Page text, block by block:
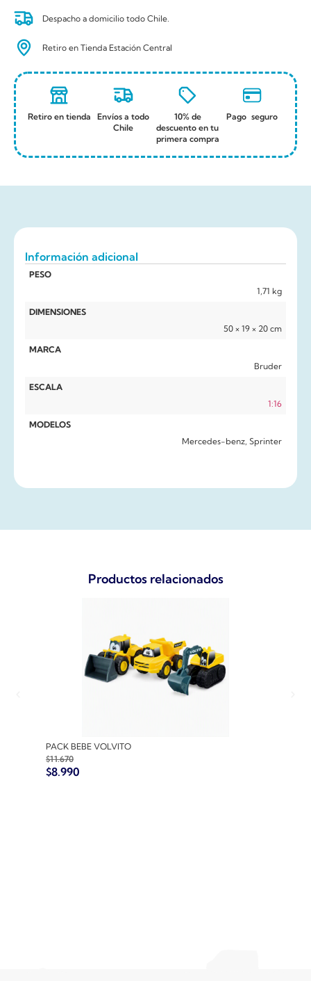
Despacho a domicilio todo Chile.
Retiro en Tienda Estación Central
Retiro en tienda
Envíos a todo
Chile
10% de
descuento en tu
primera compra
Pago seguro
Información adicional
PESO
1,71 kg
DIMENSIONES
50 × 19 × 20 cm
MARCA
Bruder
ESCALA
1:16
MODELOS
Mercedes-benz, Sprinter
Productos relacionados
PACK BEBE VOLVITO
$11.670
$8.990